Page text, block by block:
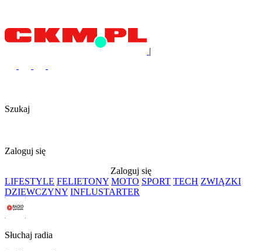
|
Szukaj
Zaloguj się
Zaloguj się
LIFESTYLE FELIETONY MOTO SPORT TECH ZWIĄZKI
DZIEWCZYNY INFLUSTARTER
Słuchaj radia